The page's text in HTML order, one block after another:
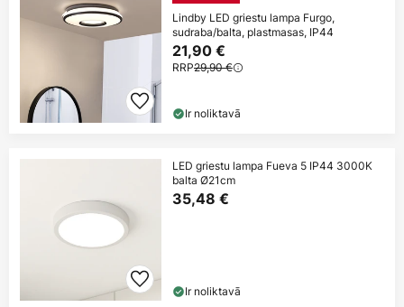
Lindby LED griestu lampa Furgo,
sudraba/balta, plastmasas, IP44
21,90 €
RRP29,90 €
Ir noliktavā
LED griestu lampa Fueva 5 IP44 3000K
balta Ø21cm
35,48 €
Ir noliktavā